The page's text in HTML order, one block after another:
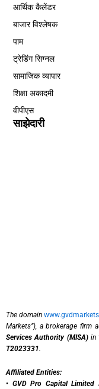
आर्थिक कैलेंडर
बाजार विश्लेषक
पाम
ट्रेडिंग सिग्नल
सामाजिक व्यापार
शिक्षा अकादमी
वीपीएस
साझेदारी
The domain
Markets”), a brokerage firm
Services Authority (MISA)in
T2023331.
Affiliated Entities:
• GVD Pro Capital Limited